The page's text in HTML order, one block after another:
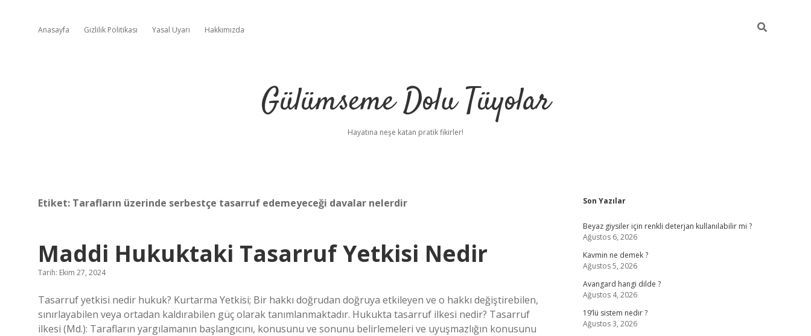
Anasayfa Gizlilik Politikası Yasal Uyarı Hakkımızda
Gülümseme Dolu Tüyolar
Hayatına neşe katan pratik fikirler!
Etiket: Tarafların üzerinde serbestçe tasarruf edemeyeceği davalar nelerdir
Maddi Hukuktaki Tasarruf Yetkisi Nedir
Tarih: Ekim 27, 2024
Tasarruf yetkisi nedir hukuk? Kurtarma Yetkisi; Bir hakkı doğrudan doğruya etkileyen ve o hakkı değiştirebilen,
sınırlayabilen veya ortadan kaldırabilen güç olarak tanımlanmaktadır. Hukukta tasarruf ilkesi nedir? Tasarruf
ilkesi (Md.): Tarafların yargılamanın başlangıcını, konusunu ve sonunu belirlemeleri ve uyuşmazlığın konusunu
Sidebar
Son Yazılar
Beyaz giysiler için renkli deterjan kullanılabilir mi ?
Ağustos 6, 2026
Kavmin ne demek ?
Ağustos 5, 2026
Avangard hangi dilde ?
Ağustos 4, 2026
19’lü sistem nedir ?
Ağustos 3, 2026
ilbet yeni giriş